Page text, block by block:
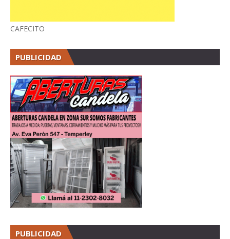
CAFECITO
PUBLICIDAD
PUBLICIDAD